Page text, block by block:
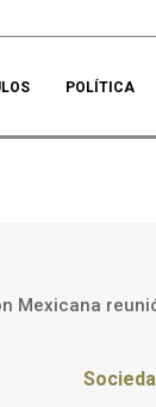
POLÍTICA
Mexicana